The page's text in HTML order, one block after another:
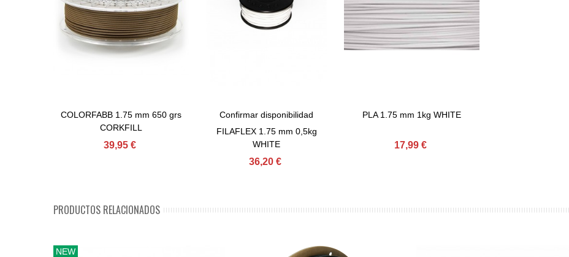
Comprar
COLORFABB 1.75 mm 650 grs
CORKFILL
39,95 €
Ver Más
Confirmar disponibilidad
FILAFLEX 1.75 mm 0,5kg
WHITE
36,20 €
Comprar
PLA 1.75 mm 1kg WHITE
17,99 €
PRODUCTOS RELACIONADOS
NEW